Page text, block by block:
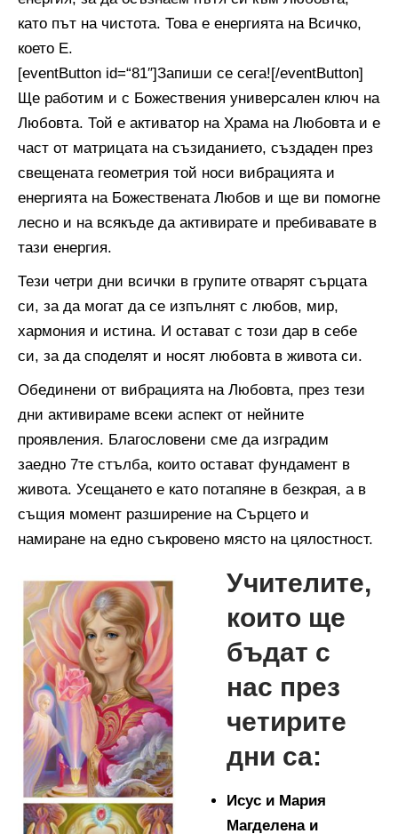
като път на чистота. Това е енергията на Всичко,
което Е.
[eventButton id=“81″]Запиши се сега![/eventButton]
Ще работим и с Божествения универсален ключ на
Любовта. Той е активатор на Храма на Любовта и е
част от матрицата на съзиданието, създаден през
свещената геометрия той носи вибрацията и
енергията на Божествената Любов и ще ви помогне
лесно и на всякъде да активирате и пребивавате в
тази енергия.
Тези четри дни всички в групите отварят сърцата
си, за да могат да се изпълнят с любов, мир,
хармония и истина. И остават с този дар в себе
си, за да споделят и носят любовта в живота си.
Обединени от вибрацията на Любовта, през тези
дни активираме всеки аспект от нейните
проявления. Благословени сме да изградим
заедно 7те стълба, които остават фундамент в
живота. Усещането е като потапяне в безкрая, а в
същия момент разширение на Сърцето и
намиране на едно съкровено място на цялостност.
Учителите,
които ще
бъдат с
нас през
четирите
дни са:
Исус и Мария
Магделена и